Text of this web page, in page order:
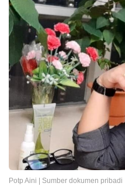
Potp Aini | Sumber dokumen pribadi